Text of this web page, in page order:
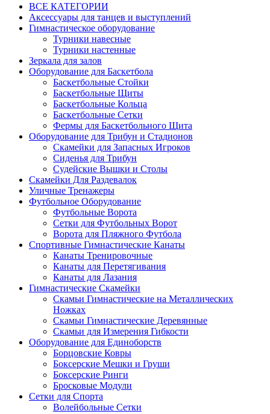
ВСЕ КАТЕГОРИИ
Аксессуары для танцев и выступлений
Гимнастическое оборудование
Турники навесные
Турники настенные
Зеркала для залов
Оборудование для Баскетбола
Баскетбольные Стойки
Баскетбольные Щиты
Баскетбольные Кольца
Баскетбольные Сетки
Фермы для Баскетбольного Щита
Оборудование для Трибун и Стадионов
Скамейки для Запасных Игроков
Сиденья для Трибун
Судейские Вышки и Столы
Скамейки Для Раздевалок
Уличные Тренажеры
Футбольное Оборудование
Футбольные Ворота
Сетки для Футбольных Ворот
Ворота для Пляжного Футбола
Спортивные Гимнастические Канаты
Канаты Тренировочные
Канаты для Перетягивания
Канаты для Лазания
Гимнастические Скамейки
Скамьи Гимнастические на Металлических
Ножках
Скамьи Гимнастические Деревянные
Скамьи для Измерения Гибкости
Оборудование для Единоборств
Борцовские Ковры
Боксерские Мешки и Груши
Боксерские Ринги
Бросковые Модули
Сетки для Спорта
Волейбольные Сетки